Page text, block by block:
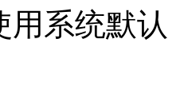
用系统默认